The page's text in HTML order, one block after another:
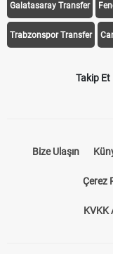
Galatasaray Transfer
Trabzonspor Transfer
Takip Et
Bize Ulaşın
Çerez
KVKK